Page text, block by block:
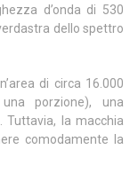
d’onda di 530
dello spettro
di circa 16.000
porzione), una
Tuttavia, la macchia
comodamente la